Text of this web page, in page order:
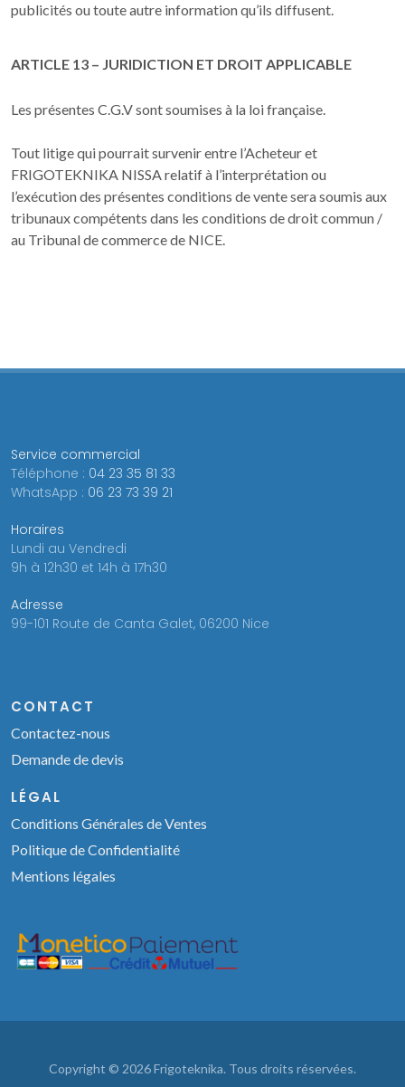
publicités ou toute autre information qu’ils diffusent.
ARTICLE 13 – JURIDICTION ET DROIT APPLICABLE
Les présentes C.G.V sont soumises à la loi française.
Tout litige qui pourrait survenir entre l’Acheteur et
FRIGOTEKNIKA NISSA relatif à l’interprétation ou
l’exécution des présentes conditions de vente sera soumis aux
tribunaux compétents dans les conditions de droit commun /
au Tribunal de commerce de NICE.
Service commercial
Téléphone : 04 23 35 81 33
WhatsApp : 06 23 73 39 21
Horaires
Lundi au Vendredi
9h à 12h30 et 14h à 17h30
Adresse
99-101 Route de Canta Galet, 06200 Nice
CONTACT
Contactez-nous
Demande de devis
LÉGAL
Conditions Générales de Ventes
Politique de Confidentialité
Mentions légales
Copyright © 2026 Frigoteknika. Tous droits réservées.